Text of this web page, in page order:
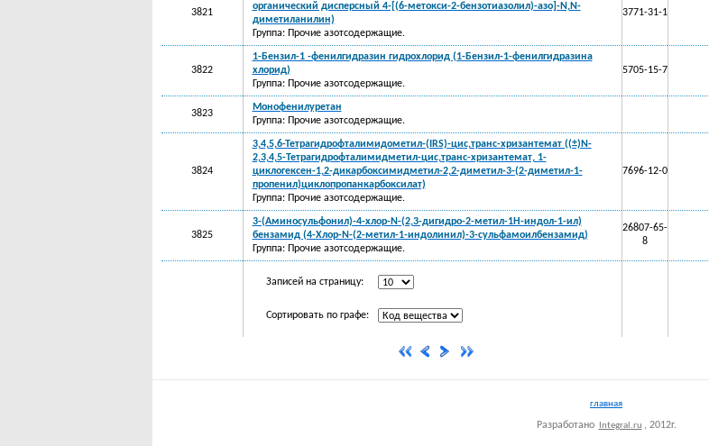
3821
органический дисперсный 4-[(6-метокси-2-бензотиазолил)-азо]-N,N-
диметиланилин)
Группа: Прочие азотсодержащие.
3771-31-1
3822
1-Бензил-1 -фенилгидразин гидрохлорид (1-Бензил-1-фенилгидразина
хлорид)
Группа: Прочие азотсодержащие.
5705-15-7
3823
Монофенилуретан
Группа: Прочие азотсодержащие.
3824
3,4,5,6-Тетрагидрофталимидометил-(IRS)-цис,транс-хризантемат ((±)N-
2,3,4,5-Тетрагидрофталимидметил-цис,транс-хризантемат, 1-
циклогексен-1,2-дикарбоксимидметил-2,2-диметил-3-(2-диметил-1-
пропенил)циклопропанкарбоксилат)
Группа: Прочие азотсодержащие.
7696-12-0
3825
3-(Аминосульфонил)-4-хлор-N-(2,3-дигидро-2-метил-1Н-индол-1-ил)
бензамид (4-Хлор-N-(2-метил-1-индолинил)-3-сульфамоилбензамид)
Группа: Прочие азотсодержащие.
26807-65-
8
Записей на страницу:
Сортировать по графе:
главная
Разработано Integral.ru , 2012г.